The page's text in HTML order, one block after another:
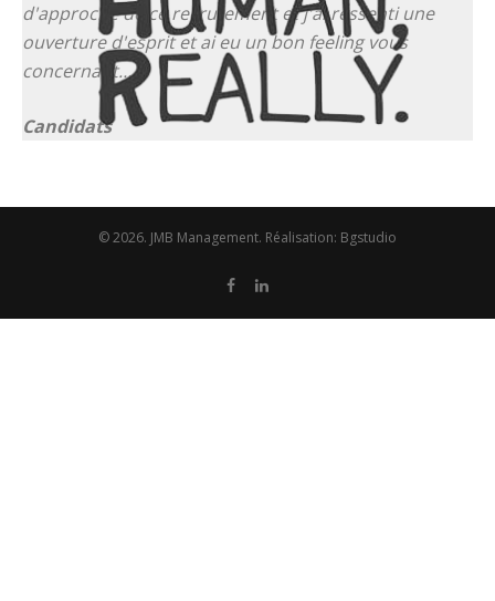
d'approche de ce recrutement et j'ai ressenti une
ouverture d'esprit et ai eu un bon feeling vous
concernant…»
Candidats
© 2026. JMB Management. Réalisation: Bgstudio